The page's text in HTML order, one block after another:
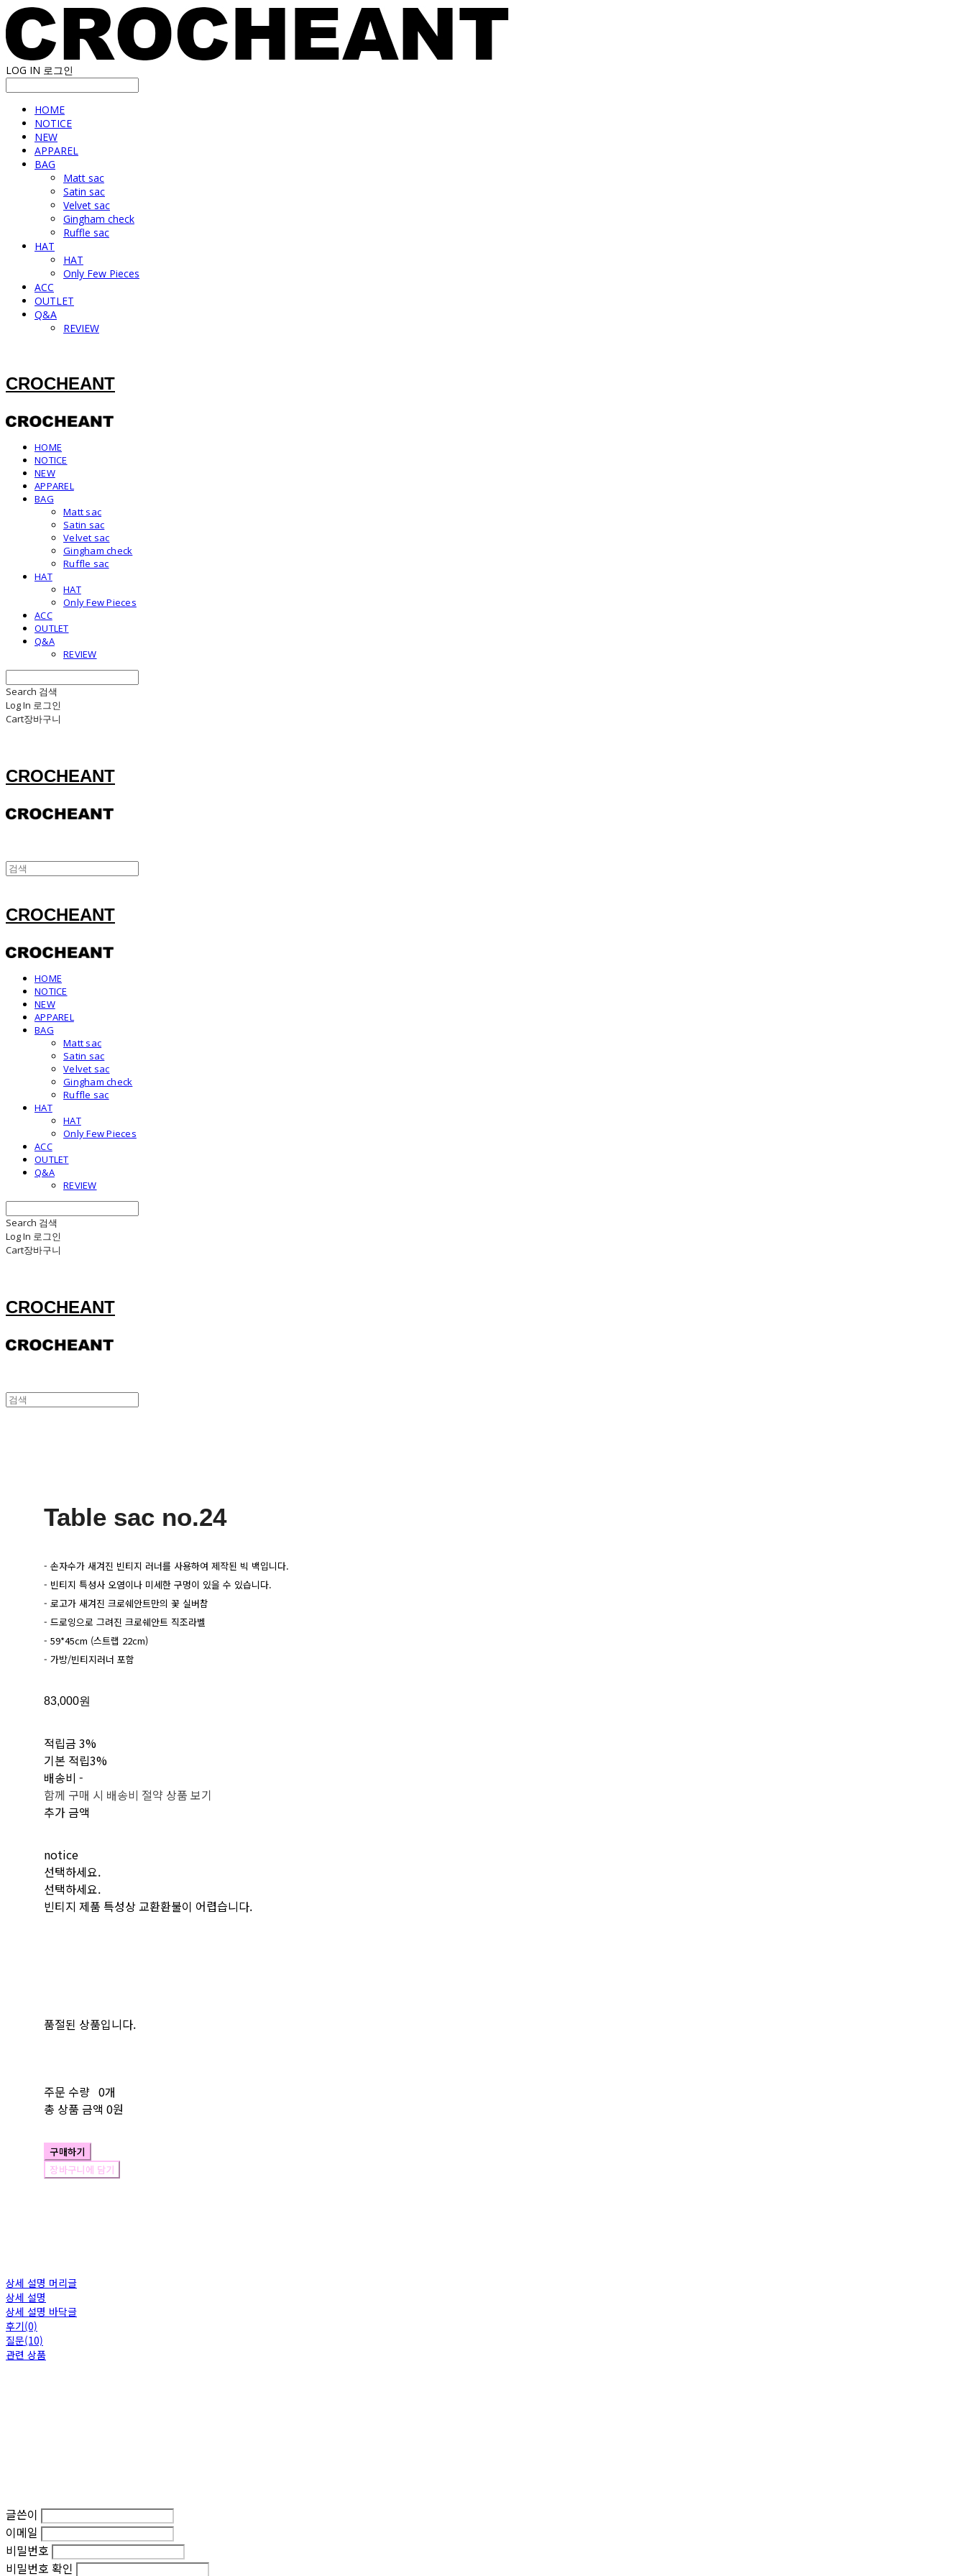
LOG IN 로그인
HOME
NOTICE
NEW
APPAREL
BAG
Matt sac
Satin sac
Velvet sac
Gingham check
Ruffle sac
HAT
HAT
Only Few Pieces
ACC
OUTLET
Q&A
REVIEW
CROCHEANT
HOME
NOTICE
NEW
APPAREL
BAG
Matt sac
Satin sac
Velvet sac
Gingham check
Ruffle sac
HAT
HAT
Only Few Pieces
ACC
OUTLET
Q&A
REVIEW
Search 검색
Log In 로그인
Cart장바구니
CROCHEANT
CROCHEANT
HOME
NOTICE
NEW
APPAREL
BAG
Matt sac
Satin sac
Velvet sac
Gingham check
Ruffle sac
HAT
HAT
Only Few Pieces
ACC
OUTLET
Q&A
REVIEW
Search 검색
Log In 로그인
Cart장바구니
CROCHEANT
Table sac no.24
- 손자수가 새겨진 빈티지 러너를 사용하여 제작된 빅 백입니다.
- 빈티지 특성사 오염이나 미세한 구멍이 있을 수 있습니다.
- 로고가 새겨진 크로쉐안트만의 꽃 실버참
- 드로잉으로 그려진 크로쉐안트 직조라벨
- 59*45cm (스트랩 22cm)
- 가방/빈티지러너 포함
83,000원
적립금 3%
기본 적립3%
배송비-
함께 구매 시 배송비 절약 상품 보기
추가 금액
notice
선택하세요.
선택하세요.
빈티지 제품 특성상 교환환불이 어렵습니다.
품절된 상품입니다.
주문 수량 0개
총 상품 금액 0원
구매하기
장바구니에 담기
상세 설명 머리글
상세 설명
상세 설명 바닥글
후기(0)
질문(10)
관련 상품
글쓴이
이메일
비밀번호
비밀번호 확인